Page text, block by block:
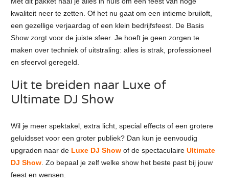
kwaliteit neer te zetten. Of het nu gaat om een intieme bruiloft,
een gezellige verjaardag of een klein bedrijfsfeest. De Basis
Show zorgt voor de juiste sfeer. Je hoeft je geen zorgen te
maken over techniek of uitstraling: alles is strak, professioneel
en sfeervol geregeld.
Uit te breiden naar Luxe of
Ultimate DJ Show
Wil je meer spektakel, extra licht, special effects of een grotere
geluidsset voor een groter publiek? Dan kun je eenvoudig
upgraden naar de Luxe DJ Show of de spectaculaire Ultimate
DJ Show . Zo bepaal je zelf welke show het beste past bij jouw
feest en wensen.